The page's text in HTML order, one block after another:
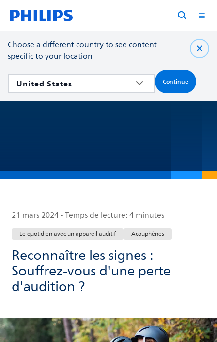
Choose a different country to see content
specific to your location
Continue
21 mars 2024-Temps de lecture:4 minutes
Le quotidien avec un appareil auditif Acouphènes
Reconnaître les signes :
Souffrez-vous d'une perte
d'audition ?